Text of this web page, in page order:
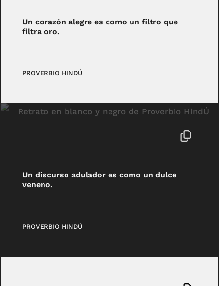
Un corazón alegre es como un filtro que
filtra oro.
PROVERBIO HINDÚ
Un discurso adulador es como un dulce
veneno.
PROVERBIO HINDÚ